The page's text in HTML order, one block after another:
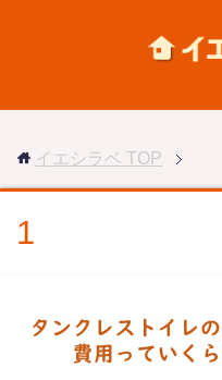
イエシラベ TOP
1